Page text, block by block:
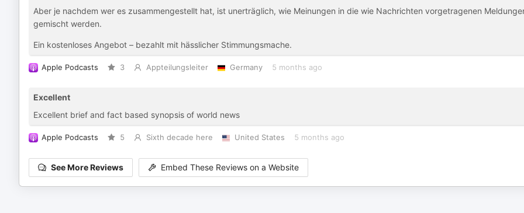
Aber je nachdem wer es zusammengestellt hat, ist unerträglich, wie Meinungen in die wie Nachrichten vorgetragenen
gemischt werden.
Ein kostenloses Angebot – bezahlt mit hässlicher Stimmungsmache.
Apple Podcasts 3 Appteilungsleiter Germany 5 months ago
Excellent
Excellent brief and fact based synopsis of world news
Apple Podcasts 5 Sixth decade here United States 5 months ago
See More Reviews Embed These Reviews on a Website